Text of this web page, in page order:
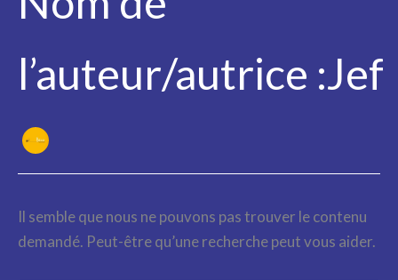
l’auteur/autrice :Jef
Il semble que nous ne pouvons pas trouver le contenu
demandé. Peut-être qu’une recherche peut vous aider.